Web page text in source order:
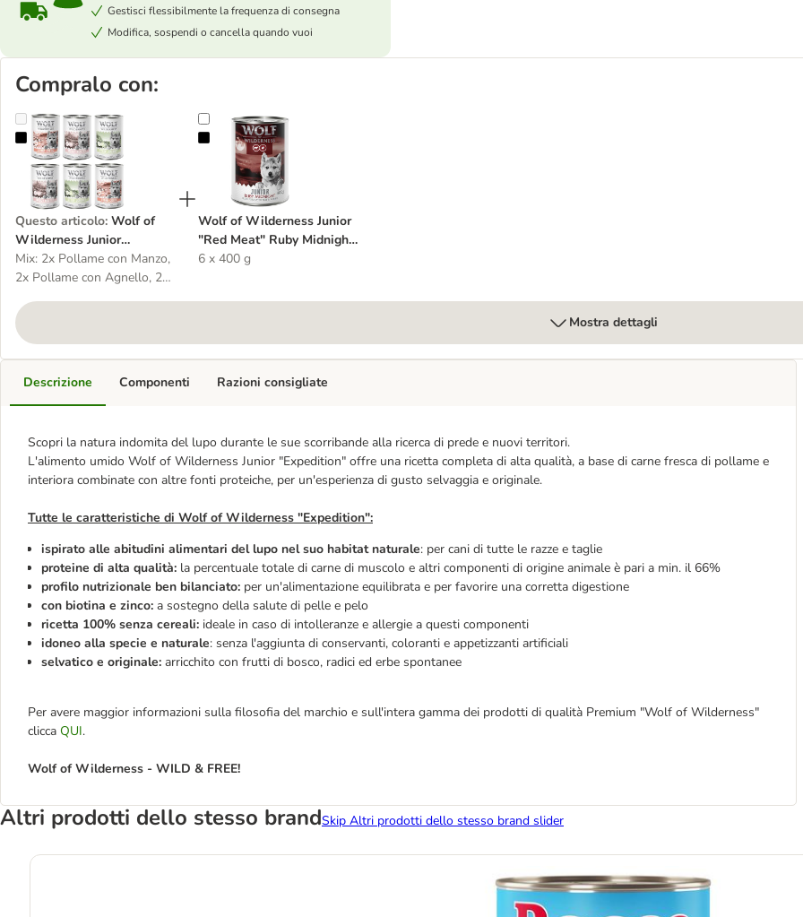
Gestisci flessibilmente la frequenza di consegna
Modifica, sospendi o cancella quando vuoi
Compralo con:
Wolf of Wilderness Junior "Expedition" 6 x 400 g umido cane
Questo articolo: Wolf of
Wilderness Junior
"Expedition" 6 x 400 g
umido cane
Mix: 2x Pollame con Manzo,
2x Pollame con Agnello, 2x
Wolf of Wilderness Junior "Red Meat" Ruby Midnight 6 x 400 g umido per cane
Wolf of Wilderness Junior
"Red Meat" Ruby Midnight
6 x 400 g umido per cane
6 x 400 g
Mostra dettagli
Descrizione
Scopri la natura indomita del lupo durante le sue scorribande alla ricerca di prede e nuovi territori.
L'alimento umido Wolf of Wilderness Junior "Expedition" offre una ricetta completa di alta qualità, a base di carne fresca di pollame e
interiora combinate con altre fonti proteiche, per un'esperienza di gusto selvaggia e originale.
Tutte le caratteristiche di Wolf of Wilderness "Expedition":
ispirato alle abitudini alimentari del lupo nel suo habitat naturale: per cani di tutte le razze e taglie
proteine di alta qualità: la percentuale totale di carne di muscolo e altri componenti di origine animale è pari a min. il 66%
profilo nutrizionale ben bilanciato: per un'alimentazione equilibrata e per favorire una corretta digestione
con biotina e zinco: a sostegno della salute di pelle e pelo
ricetta 100% senza cereali: ideale in caso di intolleranze e allergie a questi componenti
idoneo alla specie e naturale: senza l'aggiunta di conservanti, coloranti e appetizzanti artificiali
selvatico e originale: arricchito con frutti di bosco, radici ed erbe spontanee
Per avere maggior informazioni sulla filosofia del marchio e sull'intera gamma dei prodotti di qualità Premium "Wolf of Wilderness"
clicca QUI.
Wolf of Wilderness - WILD & FREE!
Componenti Razioni consigliate
Altri prodotti dello stesso brandSkip Altri prodotti dello stesso brand slider